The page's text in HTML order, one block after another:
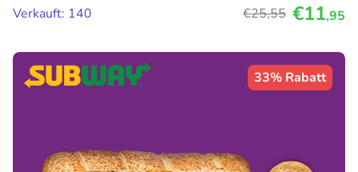
Verkauft: 140
€25,55 €11,95
33% Rabatt